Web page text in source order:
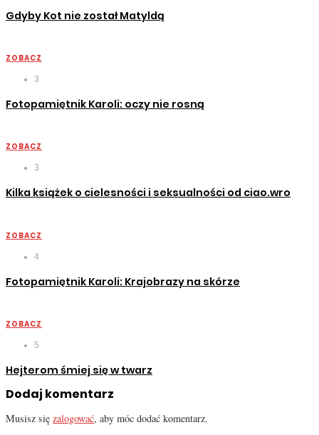
Gdyby Kot nie został Matyldą
ZOBACZ
3
Fotopamiętnik Karoli: oczy nie rosną
ZOBACZ
3
Kilka książek o cielesności i seksualności od ciao.wro
ZOBACZ
4
Fotopamiętnik Karoli: Krajobrazy na skórze
ZOBACZ
5
Hejterom śmiej się w twarz
Dodaj komentarz
Musisz się zalogować, aby móc dodać komentarz.